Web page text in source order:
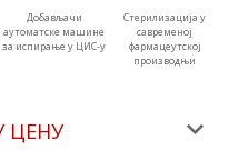
Добављачи
аутоматске машине
за испирање у ЦИС-у
Стерилизација у
савременој
фармацеутској
производњи
ЦЕНУ